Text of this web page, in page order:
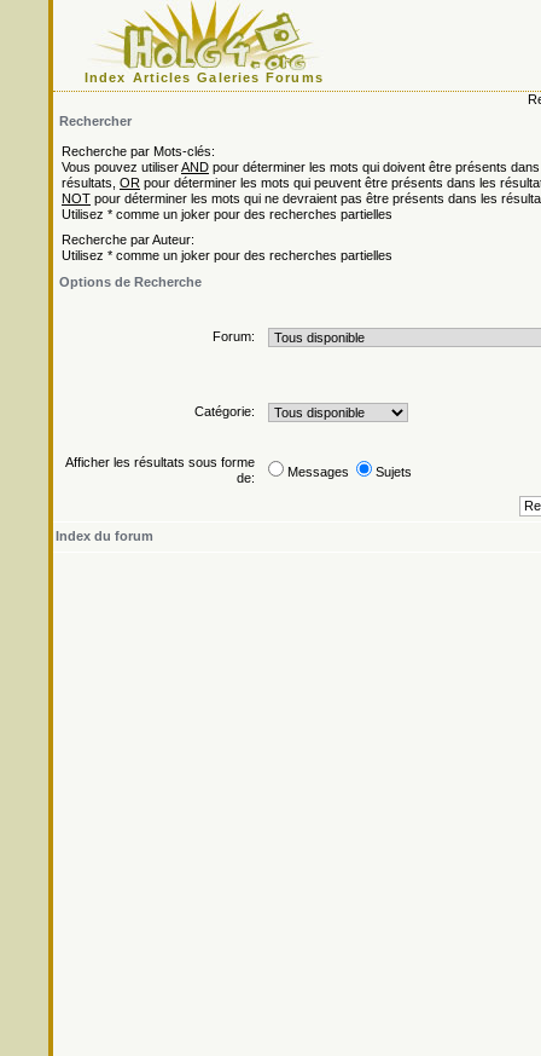
Index Articles Galeries Forums
Rechercher
Recherche par Mots-clés:
Vous pouvez utiliserAND pour déterminer les mots qui doivent être présents
résultats, OR pour déterminer les mots qui peuvent être présents dans les
NOT pour déterminer les mots qui ne devraient pas être présents dans les
Utilisez * comme un joker pour des recherches partielles
Recherche par Auteur:
Utilisez * comme un joker pour des recherches partielles
Options de Recherche
Forum:
Catégorie:
Afficher les résultats sous forme
de:
Messages Sujets
Index du forum